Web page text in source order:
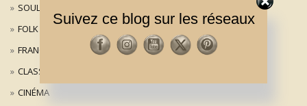
SOUL
FOLK
FRANÇAIS
CLASSIQUE
CINÉMA
Suivez ce blog sur les réseaux